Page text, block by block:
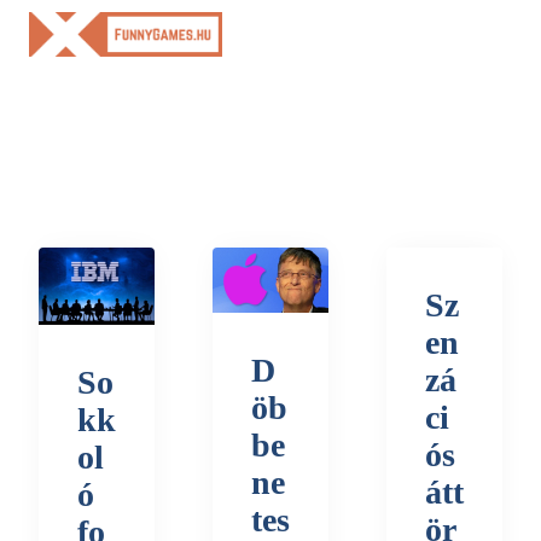
Skip
So
kk
ol
ó
fo
D
öb
be
ne
tes
Sz
en
zá
ci
ós
átt
ör